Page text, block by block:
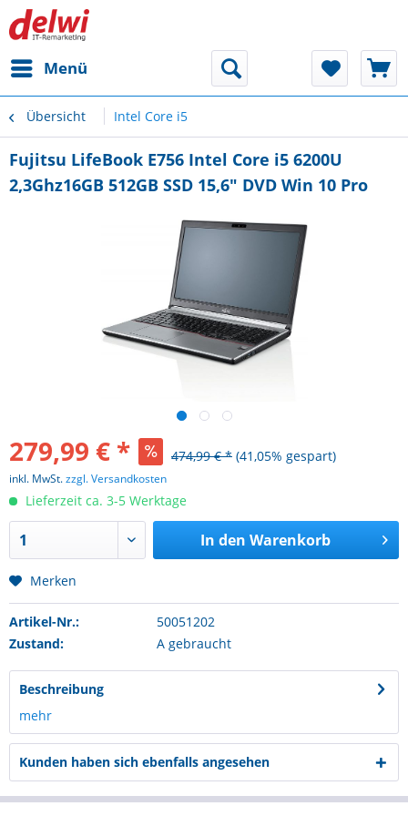
Menü
Übersicht Intel Core i5
Fujitsu LifeBook E756 Intel Core i5 6200U
2,3Ghz16GB 512GB SSD 15,6" DVD Win 10 Pro
279,99 € * 474,99 € * (41,05% gespart)
inkl. MwSt.zzgl. Versandkosten
Lieferzeit ca. 3-5 Werktage
In den Warenkorb
Merken
Artikel-Nr.:
50051202
Zustand:
A gebraucht
Beschreibung
mehr
Kunden haben sich ebenfalls angesehen